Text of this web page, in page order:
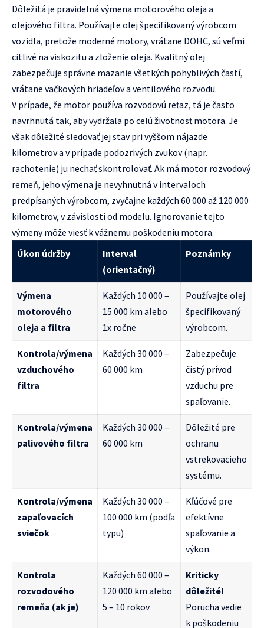
Dôležitá je pravidelná výmena motorového oleja a
olejového filtra. Používajte olej špecifikovaný výrobcom
vozidla, pretože moderné motory, vrátane DOHC, sú veľmi
citlivé na viskozitu a zloženie oleja. Kvalitný olej
zabezpečuje správne mazanie všetkých pohyblivých častí,
vrátane vačkových hriadeľov a ventilového rozvodu.
V prípade, že motor používa rozvodovú reťaz, tá je často
navrhnutá tak, aby vydržala po celú životnosť motora. Je
však dôležité sledovať jej stav pri vyššom nájazde
kilometrov a v prípade podozrivých zvukov (napr.
rachotenie) ju nechať skontrolovať. Ak má motor rozvodový
remeň, jeho výmena je nevyhnutná v intervaloch
predpísaných výrobcom, zvyčajne každých 60 000 až 120 000
kilometrov, v závislosti od modelu. Ignorovanie tejto
výmeny môže viesť k vážnemu poškodeniu motora.
Úkon údržby
Interval
(orientačný)
Poznámky
Výmena
motorového
oleja a filtra
Každých 10 000 –
15 000 km alebo
1x ročne
Používajte olej
špecifikovaný
výrobcom.
Kontrola/výmena
vzduchového
filtra
Každých 30 000 –
60 000 km
Zabezpečuje
čistý prívod
vzduchu pre
spaľovanie.
Kontrola/výmena
palivového filtra
Každých 30 000 –
60 000 km
Dôležité pre
ochranu
vstrekovacieho
systému.
Kontrola/výmena
zapaľovacích
sviečok
Každých 30 000 –
100 000 km (podľa
typu)
Kľúčové pre
efektívne
spaľovanie a
výkon.
Kontrola
rozvodového
remeňa (ak je)
Každých 60 000 –
120 000 km alebo
5 – 10 rokov
Kriticky
dôležité!
Porucha vedie
k poškodeniu